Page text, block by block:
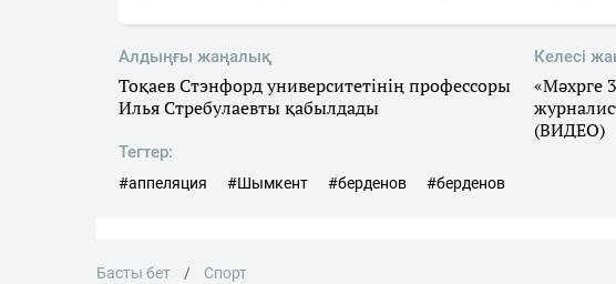
Алдыңғы жаңалық
Тоқаев Стэнфорд университетінің профессоры
Илья Стребулаевты қабылдады
Келесі
«Мәхрге
(ВИДЕО)
Тегтер:
#аппеляция #Шымкент #берденов #берденов
Басты бет Спорт